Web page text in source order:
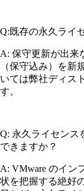
Q:既存の永久ライ
A: 保守更新が出来
（保守込み）を新
いては弊社ディス
す。
Q: 永久ライセンス
できますか？
A: VMware のイン
状を把握する絶好